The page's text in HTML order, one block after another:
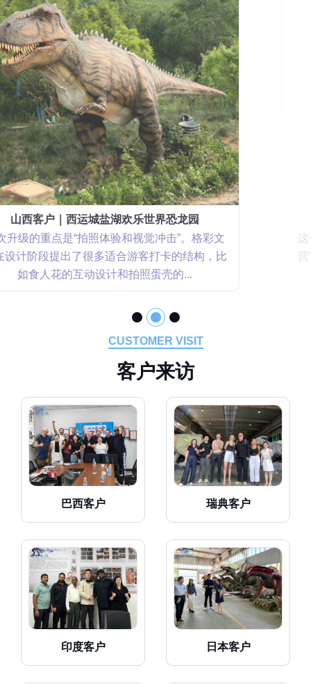
辽宁客户｜沈阳世博园恐龙花园
这个恐龙花园项目我们更关注“互动性和可持续运
营”。格彩文化在设计上不仅考虑视觉效果，还重
点强化了坐骑类互动装置的安全性和...
CUSTOMER VISIT
客户来访
巴西客户 瑞典客户
印度客户 日本客户